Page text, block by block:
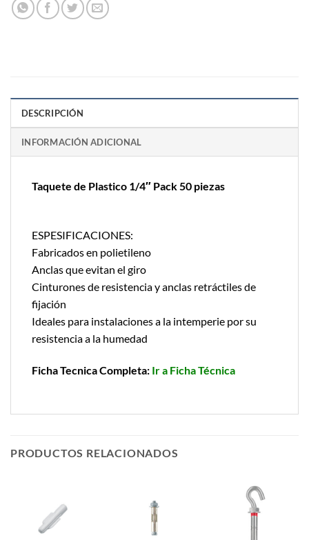
DESCRIPCIÓN
INFORMACIÓN ADICIONAL
Taquete de Plastico 1/4″ Pack 50 piezas
ESPESIFICACIONES:
Fabricados en polietileno
Anclas que evitan el giro
Cinturones de resistencia y anclas retráctiles de
fijación
Ideales para instalaciones a la intemperie por su
resistencia a la humedad
Ficha Tecnica Completa: Ir a Ficha Técnica
PRODUCTOS RELACIONADOS